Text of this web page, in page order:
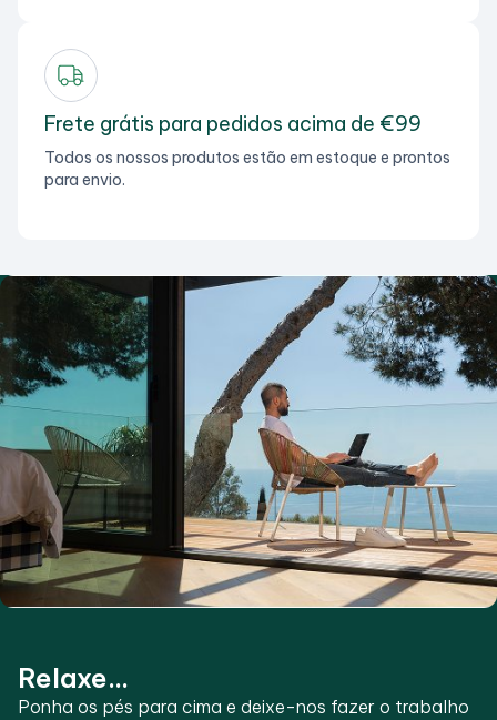
Frete grátis para pedidos acima de €99
Todos os nossos produtos estão em estoque e prontos
para envio.
Relaxe...
Ponha os pés para cima e deixe-nos fazer o trabalho